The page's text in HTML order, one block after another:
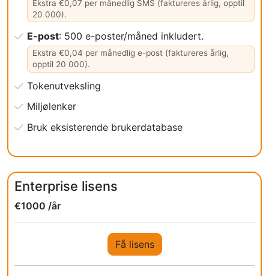
Ekstra €0,07 per månedlig SMS (faktureres årlig, opptil
20 000).
E-post: 500 e-poster/måned inkludert.
Ekstra €0,04 per månedlig e-post (faktureres årlig,
opptil 20 000).
Tokenutveksling
Miljølenker
Bruk eksisterende brukerdatabase
Enterprise lisens
€1000 /år
Få lisens